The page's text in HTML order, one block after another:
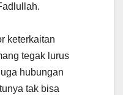
keterkaitan
tegak lurus
hubungan
tak bisa